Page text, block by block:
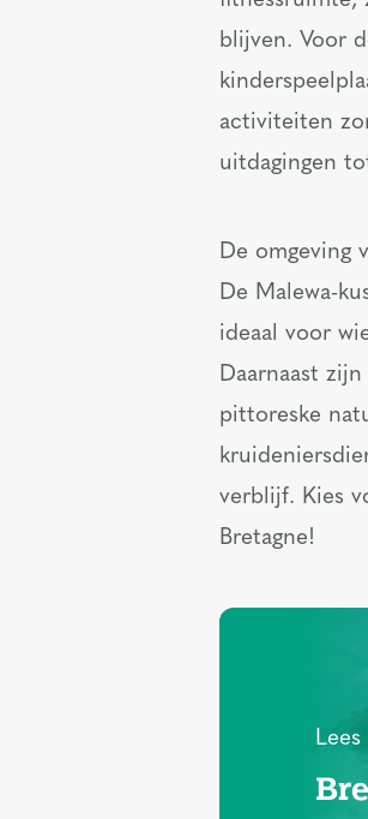
blijven. Voor
activiteiten
uitdagingen
De omgeving
De Malewa-
ideaal voor
Daarnaast
pittoreske
verblijf. Kies
Bretagne!